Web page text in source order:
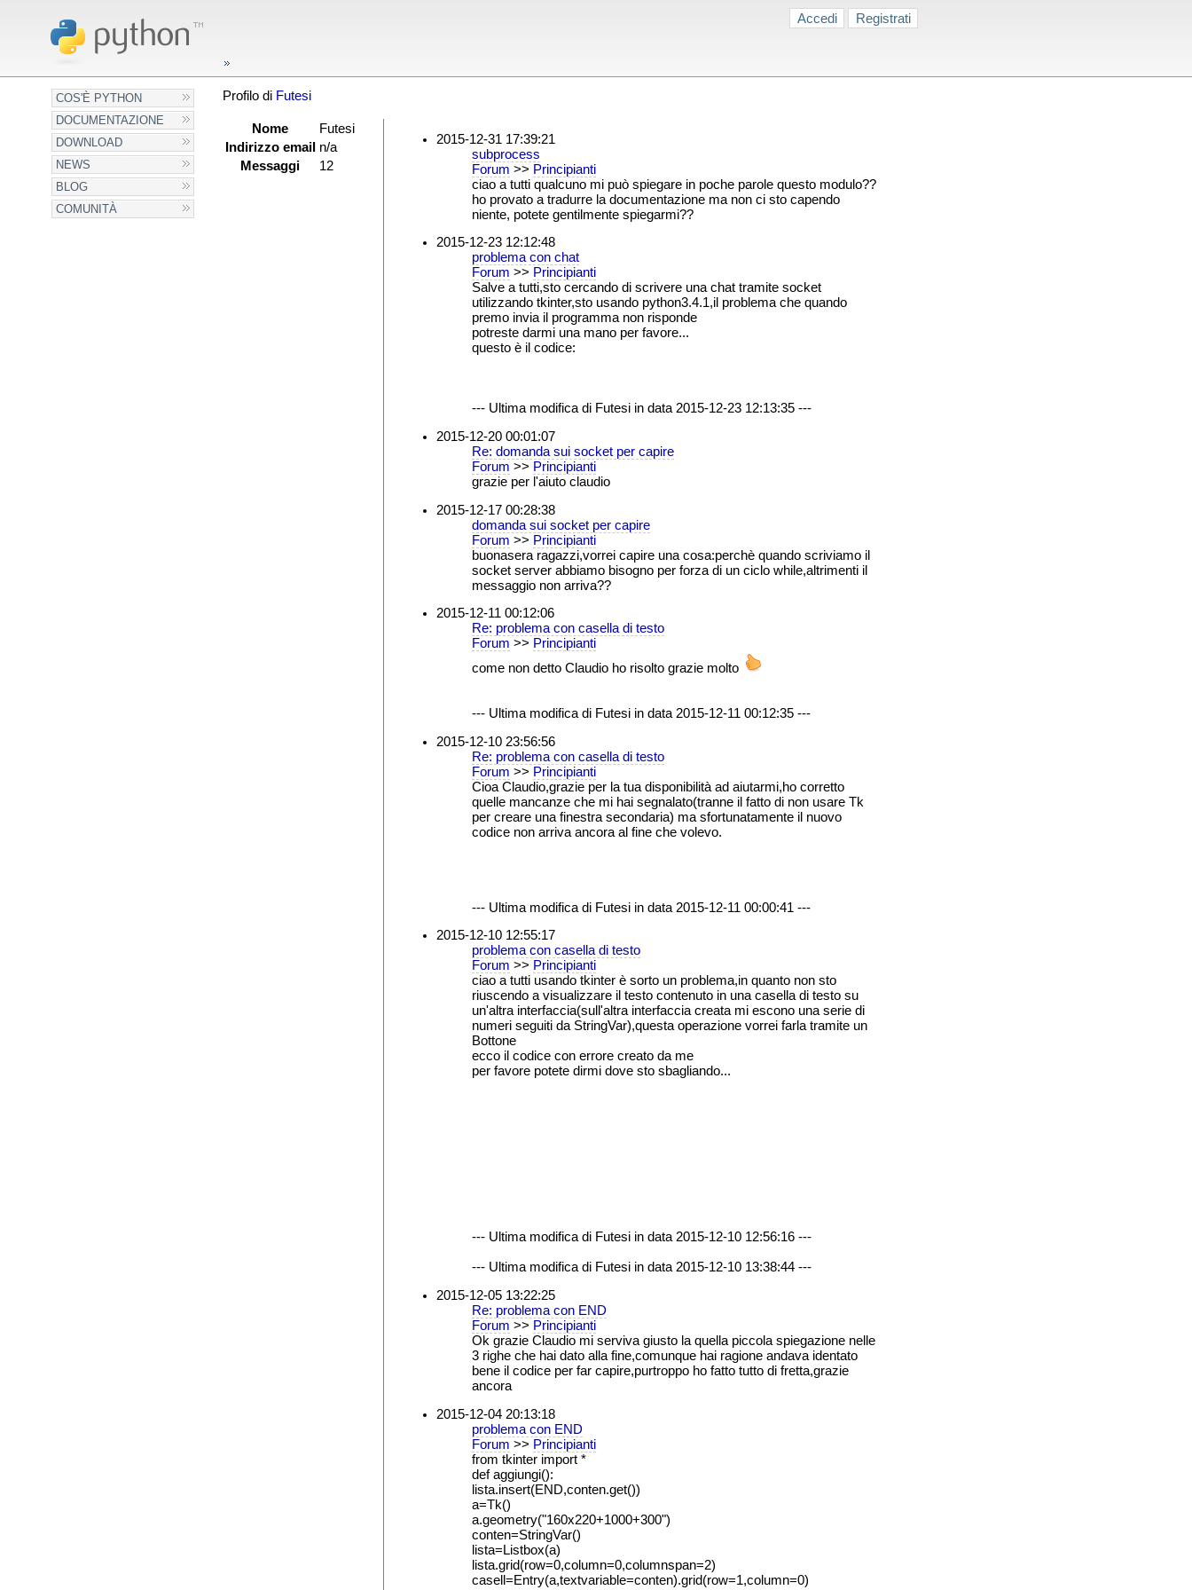
Accedi Registrati
COS'È PYTHON
DOCUMENTAZIONE
DOWNLOAD
NEWS
BLOG
COMUNITÀ
Profilo di Futesi
Nome
Futesi
Indirizzo email n/a
Messaggi
12
2015-12-31 17:39:21
subprocess
Forum >> Principianti
ciao a tutti qualcuno mi può spiegare in poche parole questo modulo??
ho provato a tradurre la documentazione ma non ci sto capendo
niente, potete gentilmente spiegarmi??
2015-12-23 12:12:48
problema con chat
Forum >> Principianti
Salve a tutti,sto cercando di scrivere una chat tramite socket
utilizzando tkinter,sto usando python3.4.1,il problema che quando
premo invia il programma non risponde
potreste darmi una mano per favore...
questo è il codice:
--- Ultima modifica di Futesi in data 2015-12-23 12:13:35 ---
2015-12-20 00:01:07
Re: domanda sui socket per capire
Forum >> Principianti
grazie per l'aiuto claudio
2015-12-17 00:28:38
domanda sui socket per capire
Forum >> Principianti
buonasera ragazzi,vorrei capire una cosa:perchè quando scriviamo il
socket server abbiamo bisogno per forza di un ciclo while,altrimenti il
messaggio non arriva??
2015-12-11 00:12:06
Re: problema con casella di testo
Forum >> Principianti
come non detto Claudio ho risolto grazie molto
--- Ultima modifica di Futesi in data 2015-12-11 00:12:35 ---
2015-12-10 23:56:56
Re: problema con casella di testo
Forum >> Principianti
Cioa Claudio,grazie per la tua disponibilità ad aiutarmi,ho corretto
quelle mancanze che mi hai segnalato(tranne il fatto di non usare Tk
per creare una finestra secondaria) ma sfortunatamente il nuovo
codice non arriva ancora al fine che volevo.
--- Ultima modifica di Futesi in data 2015-12-11 00:00:41 ---
2015-12-10 12:55:17
problema con casella di testo
Forum >> Principianti
ciao a tutti usando tkinter è sorto un problema,in quanto non sto
riuscendo a visualizzare il testo contenuto in una casella di testo su
un'altra interfaccia(sull'altra interfaccia creata mi escono una serie di
numeri seguiti da StringVar),questa operazione vorrei farla tramite un
Bottone
ecco il codice con errore creato da me
per favore potete dirmi dove sto sbagliando...
--- Ultima modifica di Futesi in data 2015-12-10 12:56:16 ---
--- Ultima modifica di Futesi in data 2015-12-10 13:38:44 ---
2015-12-05 13:22:25
Re: problema con END
Forum >> Principianti
Ok grazie Claudio mi serviva giusto la quella piccola spiegazione nelle
3 righe che hai dato alla fine,comunque hai ragione andava identato
bene il codice per far capire,purtroppo ho fatto tutto di fretta,grazie
ancora
2015-12-04 20:13:18
problema con END
Forum >> Principianti
from tkinter import *
def aggiungi():
lista.insert(END,conten.get())
a=Tk()
a.geometry("160x220+1000+300")
conten=StringVar()
lista=Listbox(a)
lista.grid(row=0,column=0,columnspan=2)
casell=Entry(a,textvariable=conten).grid(row=1,column=0)